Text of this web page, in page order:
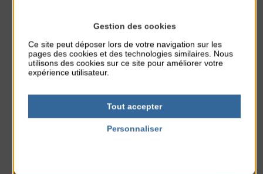
À noter aussi
Réveil musculaire
Plage du passous
Gestion des cookies
Ce site peut déposer lors de votre navigation sur les
pages des cookies et des technologies similaires. Nous
utilisons des cookies sur ce site pour améliorer votre
expérience utilisateur.
Tout accepter
Personnaliser